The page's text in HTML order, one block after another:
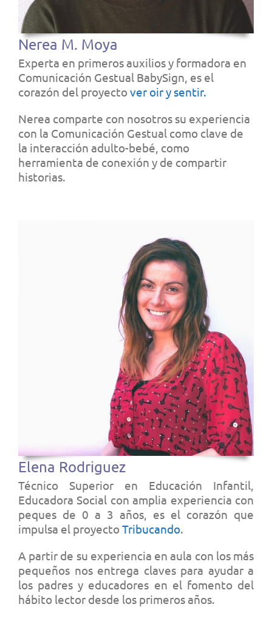
Nerea M. Moya
Experta en primeros auxilios y formadora en
Comunicación Gestual BabySign, es el
corazón del proyectover oir y sentir.
Nerea comparte con nosotros su experiencia
con la Comunicación Gestual como clave de
la interacción adulto-bebé, como
herramienta de conexión y de compartir
historias.
Elena Rodriguez
Técnico Superior en Educación Infantil,
Educadora Social con amplia experiencia con
peques de 0 a 3 años, es el corazón que
impulsa el proyectoTribucando.
A partir de su experiencia en aula con los más
pequeños nos entrega claves para ayudar a
los padres y educadores en el fomento del
hábito lector desde los primeros años.